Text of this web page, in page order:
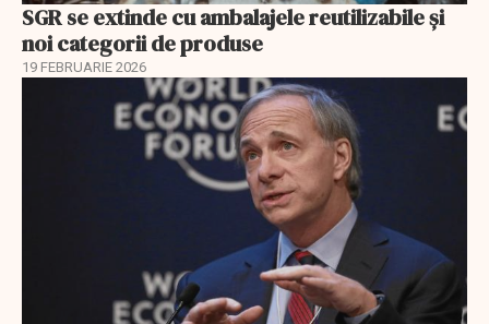
SGR se extinde cu ambalajele reutilizabile și
noi categorii de produse
19 FEBRUARIE 2026